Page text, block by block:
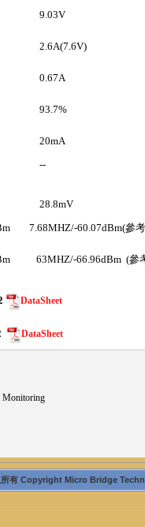
9.03V
2.6A(7.6V)
0.67A
93.7%
20mA
--
28.8mV
7.68MHZ/-60.07dBm(參考
63MHZ/-66.96dBm (參
DataSheet
DataSheet
Monitoring
所有 Copyright Micro Bridge